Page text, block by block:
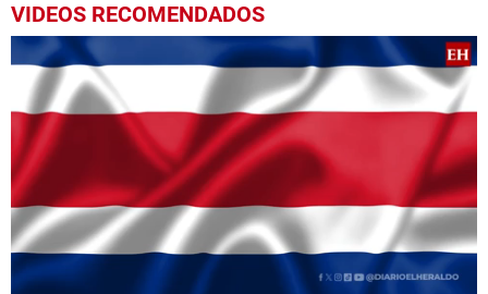
VIDEOS RECOMENDADOS